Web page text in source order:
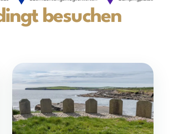
besuchen